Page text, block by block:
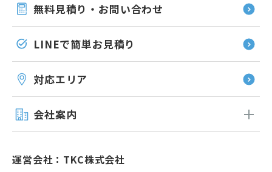
無料見積り・お問い合わせ
LINEで簡単お見積り
対応エリア
会社案内
運営会社：TKC株式会社